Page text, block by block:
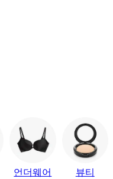
언더웨어 뷰티